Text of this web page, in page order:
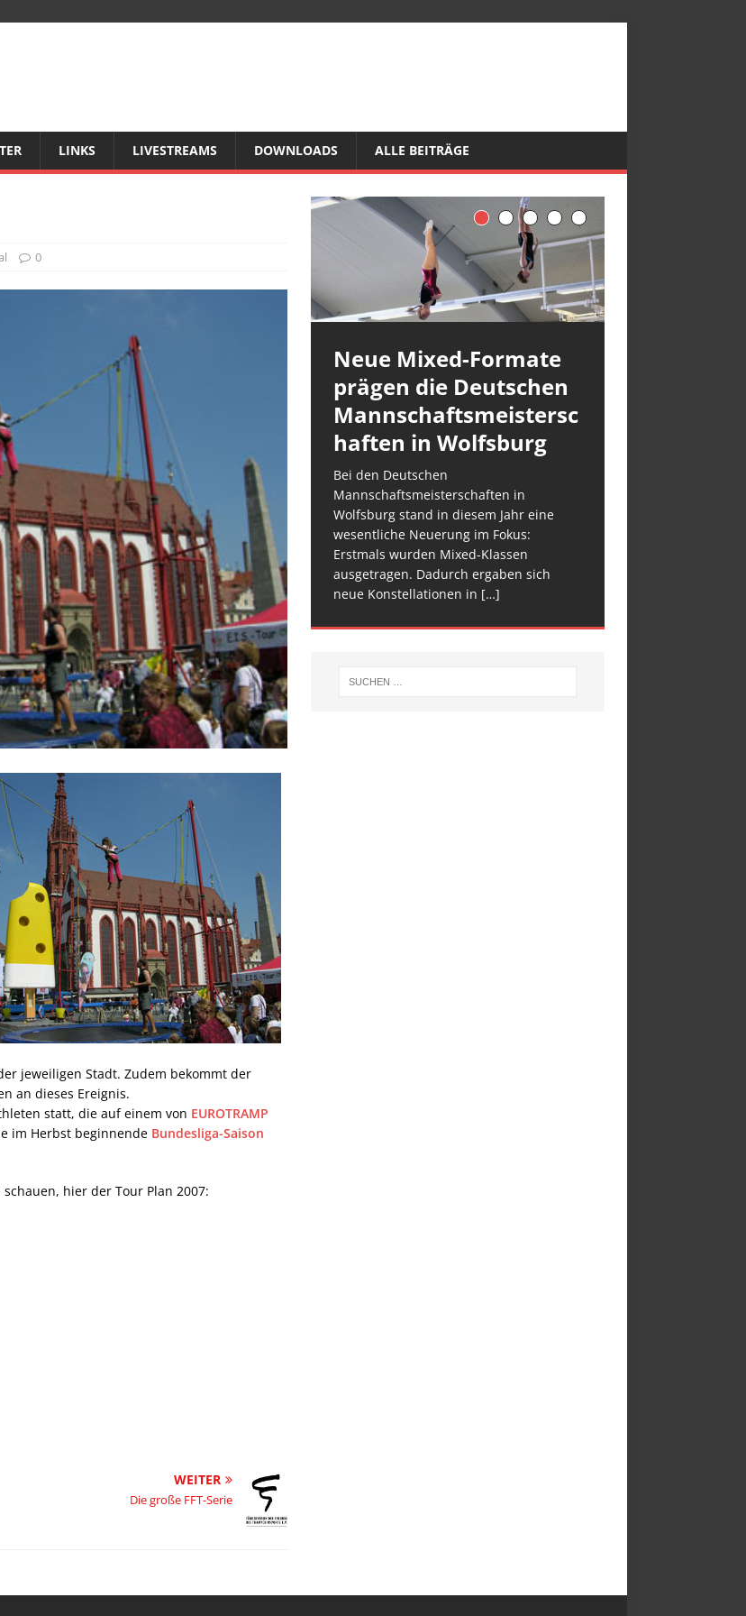
LINKS LIVESTREAMS DOWNLOADS ALLE BEITRÄGE
0
jeweiligen Stadt. Zudem bekommt der
an dieses Ereignis.
statt, die auf einem von EUROTRAMP
im Herbst beginnende Bundesliga-Saison
hier der Tour Plan 2007:
WEITER
Die große FFT-Serie
Neue Mixed-Formate
prägen die Deutschen
Mannschaftsmeistersc
haften in Wolfsburg
Bei den Deutschen
Mannschaftsmeisterschaften in
Wolfsburg stand in diesem Jahr eine
wesentliche Neuerung im Fokus:
Erstmals wurden Mixed-Klassen
ausgetragen. Dadurch ergaben sich
neue Konstellationen in […]